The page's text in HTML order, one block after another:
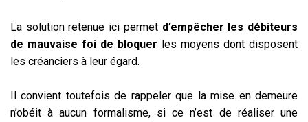
La solution retenue ici permet d’empêcher les débiteurs
de mauvaise foi de bloquer les moyens dont disposent
les créanciers à leur égard.
Il convient toutefois de rappeler que la mise en demeure
n’obéit à aucun formalisme, si ce n’est de réaliser une